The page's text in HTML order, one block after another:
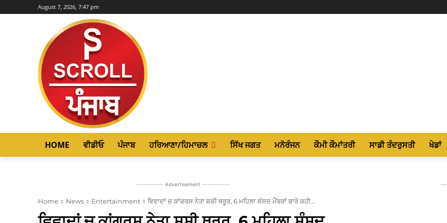
August 7, 2026, 7:47 pm
HOME ਵੀਡੀਓ ਪੰਜਾਬ ਹਰਿਆਣਾ/ਹਿਮਾਚਲ ਸਿੱਖ ਜਗਤ ਮਨੋਰੰਜਨ ਕੌਮੀ ਕੌਮਾਂਤਰੀ ਸਾਡੀ ਤੰਦਰੁਸਤੀ ਖੇਡਾਂ
----------- Advertisement -----------
Home News Entertainment ਵਿਵਾਦਾਂ ਚ ਕਾਂਗਰਸ ਨੇਤਾ ਸ਼ਸ਼ੀ ਥਰੂਰ, 6 ਮਹਿਲਾ ਸੰਸਦ ਮੈਂਬਰਾਂ ਬਾਰੇ ਕਹੀ...